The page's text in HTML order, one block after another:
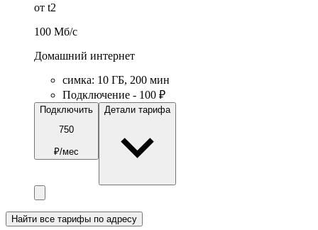
от t2
100 Мб/c
Домашний интернет
симка: 10 ГБ, 200 мин
Подключение - 100 ₽
Подключить
750
₽/мес
Детали тарифа
Найти все тарифы по адресу